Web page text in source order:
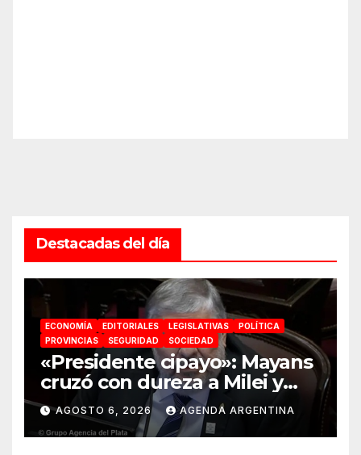
Destacadas del día
ECONOMÍA EDITORIALES LEGISLATIVAS
POLÍTICA
PROVINCIAS
SEGURIDAD SOCIEDAD
«Presidente cipayo»: Mayans
cruzó con dureza a Milei y
advirtió sobre un juicio
político por traición a la
Patria
AGOSTO 6, 2026 AGENDA ARGENTINA